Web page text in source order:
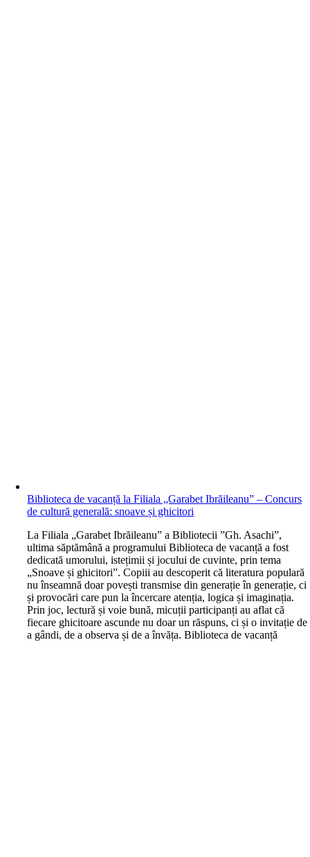
Biblioteca de vacanță la Filiala „Garabet Ibrăileanu” – Concurs
de cultură generală: snoave și ghicitori
La Filiala „Garabet Ibrăileanu” a Bibliotecii ”Gh. Asachi”,
ultima săptămână a programului Biblioteca de vacanță a fost
dedicată umorului, istețimii și jocului de cuvinte, prin tema
„Snoave și ghicitori”. Copiii au descoperit că literatura populară
nu înseamnă doar povești transmise din generație în generație, ci
și provocări care pun la încercare atenția, logica și imaginația.
Prin joc, lectură și voie bună, micuții participanți au aflat că
fiecare ghicitoare ascunde nu doar un răspuns, ci și o invitație de
a gândi, de a observa și de a învăța. Biblioteca de vacanță